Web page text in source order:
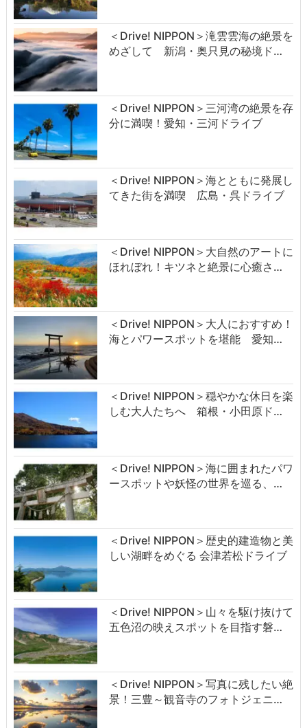
＜Drive! NIPPON＞滝雲雲海の絶景を
めざして 新潟・奥只見の秘境ド…
＜Drive! NIPPON＞三河湾の絶景を存
分に満喫！愛知・三河ドライブ
＜Drive! NIPPON＞海とともに発展し
てきた街を満喫 広島・呉ドライブ
＜Drive! NIPPON＞大自然のアートに
ほれぼれ！キツネと絶景に心癒さ…
＜Drive! NIPPON＞大人におすすめ！
海とパワースポットを堪能 愛知…
＜Drive! NIPPON＞穏やかな休日を楽
しむ大人たちへ 箱根・小田原ド…
＜Drive! NIPPON＞海に囲まれたパワ
ースポットや妖怪の世界を巡る、…
＜Drive! NIPPON＞歴史的建造物と美
しい湖畔をめぐる 会津若松ドライブ
＜Drive! NIPPON＞山々を駆け抜けて
五色沼の映えスポットを目指す磐…
＜Drive! NIPPON＞写真に残したい絶
景！三豊～観音寺のフォトジェニ…